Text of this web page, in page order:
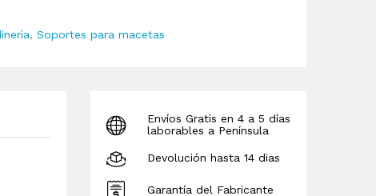
,Soportes para macetas
Envíos Gratis en 4 a 5 días
laborables a Península
Devolución hasta 14 dias
Garantía del Fabricante